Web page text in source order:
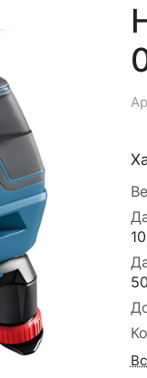
10
50